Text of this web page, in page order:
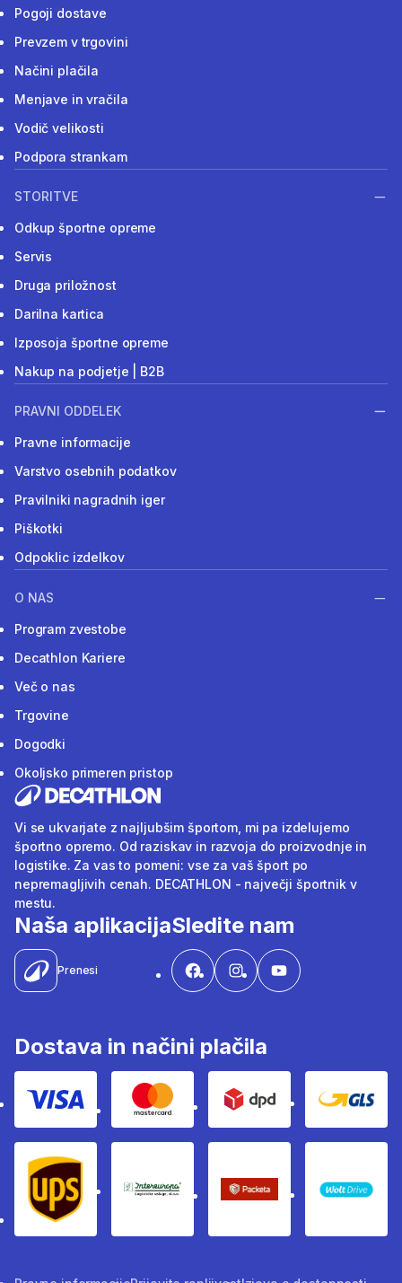
Pogoji dostave
Prevzem v trgovini
Načini plačila
Menjave in vračila
Vodič velikosti
Podpora strankam
STORITVE
Odkup športne opreme
Servis
Druga priložnost
Darilna kartica
Izposoja športne opreme
Nakup na podjetje | B2B
PRAVNI ODDELEK
Pravne informacije
Varstvo osebnih podatkov
Pravilniki nagradnih iger
Piškotki
Odpoklic izdelkov
O NAS
Program zvestobe
Decathlon Kariere
Več o nas
Trgovine
Dogodki
Okoljsko primeren pristop
Vi se ukvarjate z najljubšim športom, mi pa izdelujemo
športno opremo. Od raziskav in razvoja do proizvodnje in
logistike. Za vas to pomeni: vse za vaš šport po
nepremagljivih cenah. DECATHLON - največji športnik v
mestu.
Naša aplikacija
Prenesi
Sledite nam
Dostava in načini plačila
Visa Mastercard Dpd Gls
Ups Intereuropa Packeta Sledenje
WOLT